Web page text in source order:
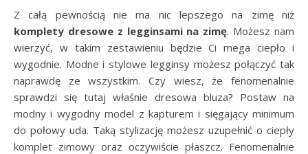
Z całą pewnością nie ma nic lepszego na zimę niż
komplety dresowe z legginsami na zimę. Możesz nam
wierzyć, w takim zestawieniu będzie Ci mega ciepło i
wygodnie. Modne i stylowe legginsy możesz połączyć tak
naprawdę ze wszystkim. Czy wiesz, że fenomenalnie
sprawdzi się tutaj właśnie dresowa bluza? Postaw na
modny i wygodny model z kapturem i sięgający minimum
do połowy uda. Taką stylizację możesz uzupełnić o ciepły
komplet zimowy oraz oczywiście płaszcz. Fenomenalnie